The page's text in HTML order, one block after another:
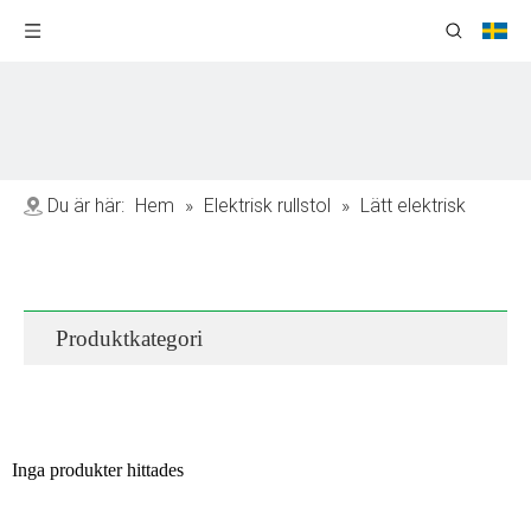
Du är här: Hem » Elektrisk rullstol » Lätt elektrisk
Produktkategori
Inga produkter hittades